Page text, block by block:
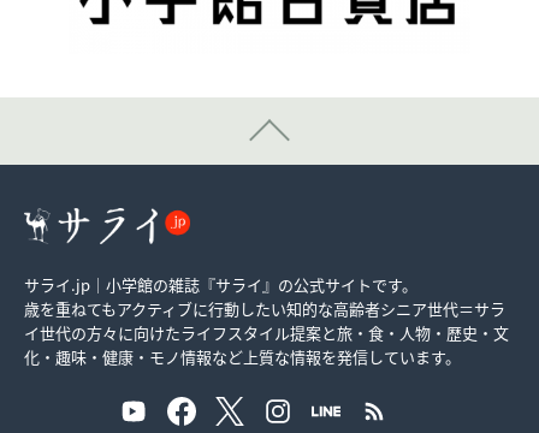
サライ.jp｜小学館の雑誌『サライ』の公式サイトです。
歳を重ねてもアクティブに行動したい知的な高齢者シニア世代＝サラ
イ世代の方々に向けたライフスタイル提案と旅・食・人物・歴史・文
化・趣味・健康・モノ情報など上質な情報を発信しています。